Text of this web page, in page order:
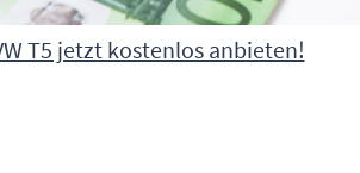
T5 jetzt kostenlos anbieten!